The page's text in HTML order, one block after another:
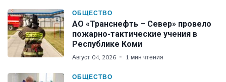
ОБЩЕСТВО
АО «Транснефть – Север» провело
пожарно-тактические учения в
Республике Коми
Август 04, 2026 1 мин чтения
ОБЩЕСТВО